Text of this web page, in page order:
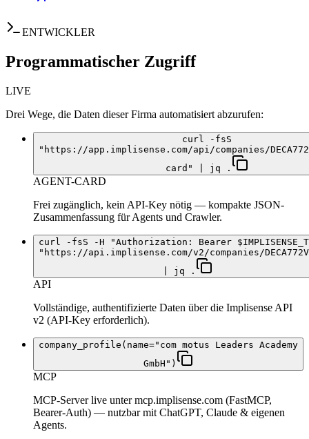
ENTWICKLER
Programmatischer Zugriff
LIVE
Drei Wege, die Daten dieser Firma automatisiert abzurufen:
curl -fsS
"https://app.implisense.com/api/companies/
card" | jq .
AGENT-CARD
Frei zugänglich, kein API-Key nötig — kompakte JSON-
Zusammenfassung für Agents und Crawler.
curl -fsS -H "Authorization: Bearer
"https://api.implisense.com/v2/companies/
| jq .
API
Vollständige, authentifizierte Daten über die Implisense API
v2 (API-Key erforderlich).
company_profile(name="com motus Leaders Academy
GmbH")
MCP
MCP-Server live unter mcp.implisense.com (FastMCP,
Bearer-Auth) — nutzbar mit ChatGPT, Claude & eigenen
Agents.